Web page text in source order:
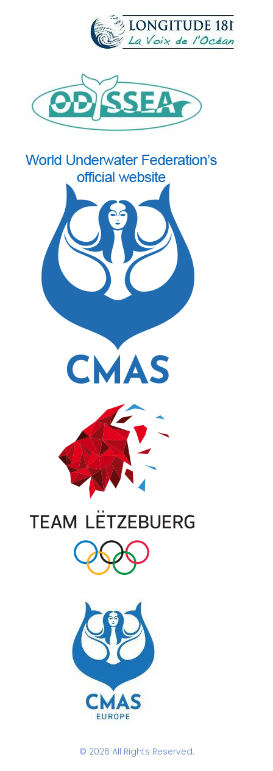
© 2026 All Rights Reserved.